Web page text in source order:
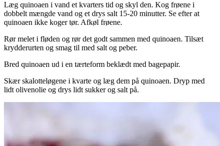
Læg quinoaen i vand et kvarters tid og skyl den. Kog frøene i
dobbelt mængde vand og et drys salt 15-20 minutter. Se efter at
quinoaen ikke koger tør. Afkøl frøene.
Rør melet i fløden og rør det godt sammen med quinoaen. Tilsæt
krydderurten og smag til med salt og peber.
Bred quinoaen ud i en tærteform beklædt med bagepapir.
Skær skalotteløgene i kvarte og læg dem på quinoaen. Dryp med
lidt olivenolie og drys lidt sukker og salt på.